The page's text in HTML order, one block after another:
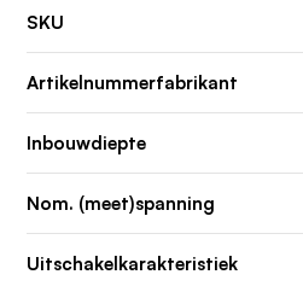
SKU
Artikelnummerfabrikant
Inbouwdiepte
Nom. (meet)spanning
Uitschakelkarakteristiek